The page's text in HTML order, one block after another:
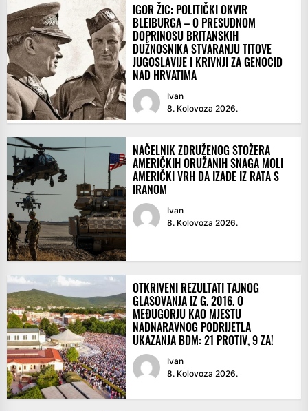
IGOR ŽIC: POLITIČKI OKVIR
BLEIBURGA – O PRESUDNOM
DOPRINOSU BRITANSKIH
DUŽNOSNIKA STVARANJU TITOVE
JUGOSLAVIJE I KRIVNJI ZA GENOCID
NAD HRVATIMA
Ivan
8. Kolovoza 2026.
NAČELNIK ZDRUŽENOG STOŽERA
AMERIČKIH ORUŽANIH SNAGA MOLI
AMERIČKI VRH DA IZAĐE IZ RATA S
IRANOM
Ivan
8. Kolovoza 2026.
OTKRIVENI REZULTATI TAJNOG
GLASOVANJA IZ G. 2016. O
MEĐUGORJU KAO MJESTU
NADNARAVNOG PODRIJETLA
UKAZANJA BDM: 21 PROTIV, 9 ZA!
Ivan
8. Kolovoza 2026.